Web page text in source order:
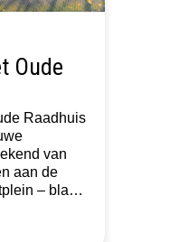
Oude
Raadhuis
van
aan de
– blaast
van